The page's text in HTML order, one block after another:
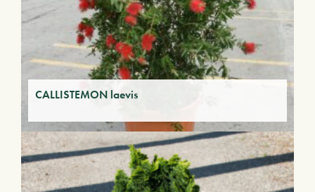
CALLISTEMON laevis